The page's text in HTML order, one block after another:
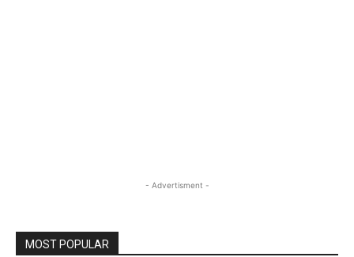
- Advertisment -
MOST POPULAR